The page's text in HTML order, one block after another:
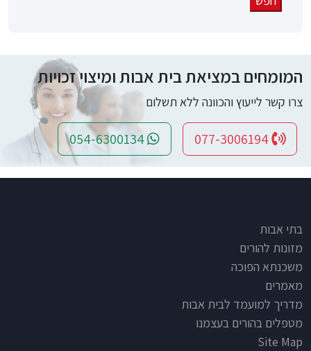
המומחים במציאת בית אבות ומיצוי זכויות
צרו קשר לייעוץ והכוונה ללא תשלום
Footer
בתי אבות
מזונות להורים
משכנתא הפוכה
מאמרים
מדריך למועמד לבית אבות
מטפלים בהורים בעצמנו
Site Map